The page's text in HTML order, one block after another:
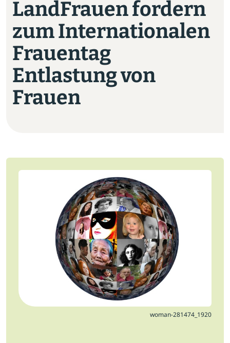
LandFrauen fordern
zum Internationalen
Frauentag
Entlastung von
Frauen
Vor Ort
Startseite
Jobs
Newsletter
Login
Mitglied werden
woman-281474_1920